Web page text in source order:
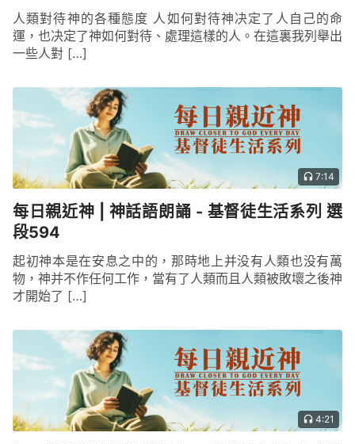
與神自己 二》
人類對待神的各種態度 人如何對待神决定了人自己的命
運，也决定了神如何對待、處理這樣的人。在這裏我列舉出
一些人對 […]
7:14
每日親近神 | 神話語朗誦 - 基督徒生活系列 選
段594
起初神本是在安息之中的，那時地上并没有人類也没有萬
物，神并不作任何工作，當有了人類而且人類被敗壞之後神
才開始了 […]
4:21